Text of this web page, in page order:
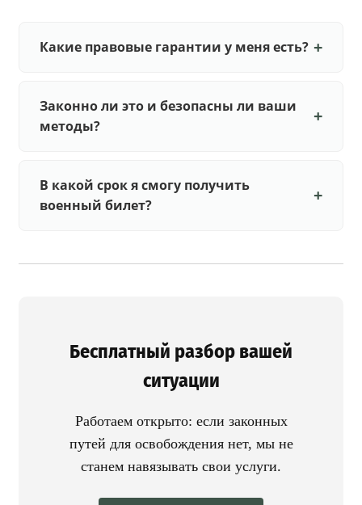
Какие правовые гарантии у меня есть?
Законно ли это и безопасны ли ваши
методы?
В какой срок я смогу получить
военный билет?
Бесплатный разбор вашей
ситуации
Работаем открыто: если законных
путей для освобождения нет, мы не
станем навязывать свои услуги.